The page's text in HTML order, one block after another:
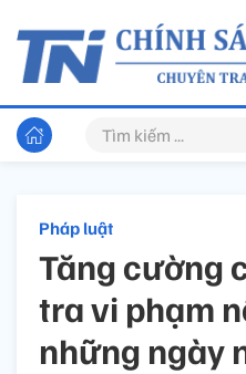
Pháp luật
Tăng cường
tra vi phạm
những ngày